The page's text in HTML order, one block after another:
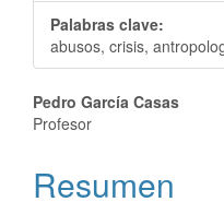
Palabras clave:
abusos, crisis,
Pedro García Casas
Profesor
Resumen